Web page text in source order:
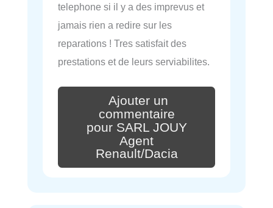
telephone si il y a des imprevus et
jamais rien a redire sur les
reparations ! Tres satisfait des
prestations et de leurs serviabilites.
Ajouter un
commentaire
pour SARL JOUY
Agent
Renault/Dacia